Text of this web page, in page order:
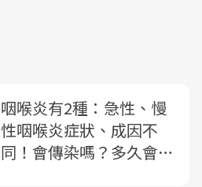
咽喉炎有2種：急性、慢
性咽喉炎症狀、成因不
同！會傳染嗎？多久會